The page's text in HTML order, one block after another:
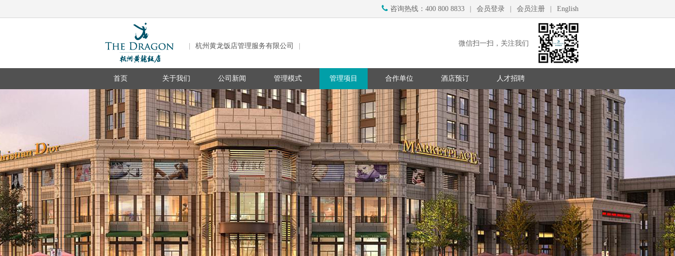
咨询热线：400 800 8833 | 会员登录 | 会员注册 | English
杭州黄龙饭店管理服务有限公司 微信扫一扫，关注我们
首页 关于我们 公司新闻 管理模式 管理项目 合作单位 酒店预订 人才招聘